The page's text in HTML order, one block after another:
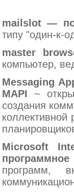
mailslot —
типу "один-к-
master
компьютер,
Messaging
MAPI ~
создания
Microsoft
программ,